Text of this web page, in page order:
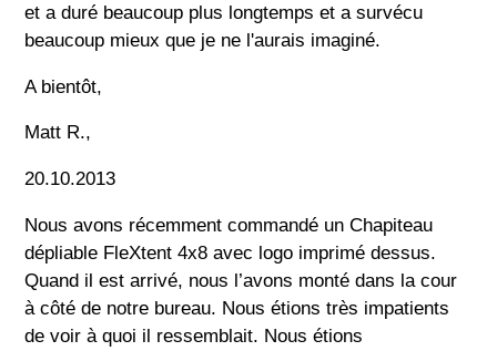
et a duré beaucoup plus longtemps et a survécu
beaucoup mieux que je ne l'aurais imaginé.
A bientôt,
Matt R.,
20.10.2013
Nous avons récemment commandé un Chapiteau
dépliable FleXtent 4x8 avec logo imprimé dessus.
Quand il est arrivé, nous l’avons monté dans la cour
à côté de notre bureau. Nous étions très impatients
de voir à quoi il ressemblait. Nous étions